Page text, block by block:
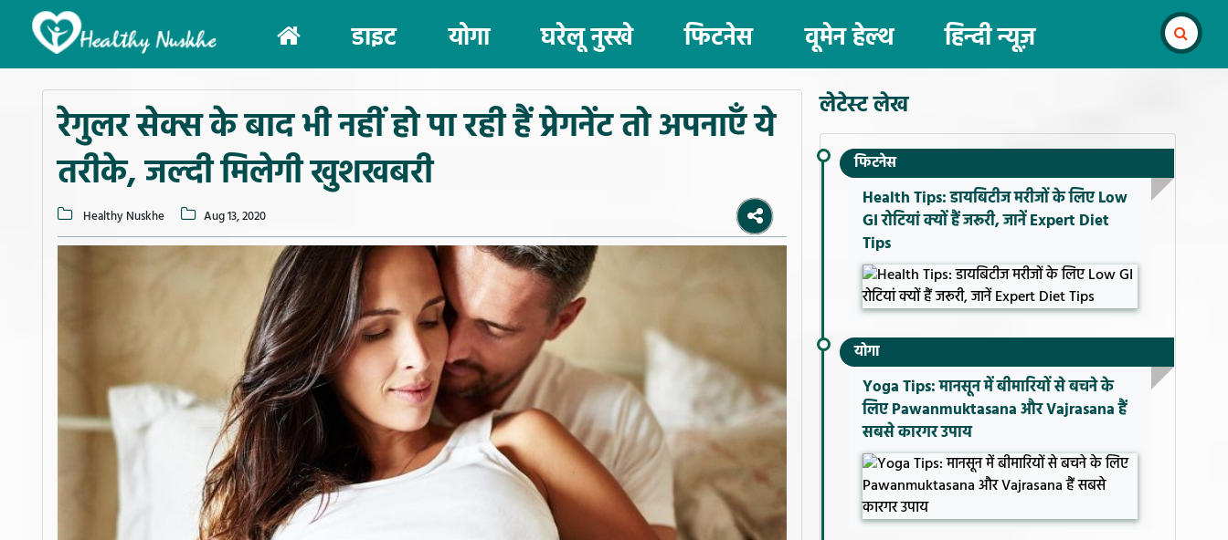
(current)
डाइट योगा घरेलू नुस्खे फिटनेस वूमेन हेल्थ हिन्दी न्यूज़
रेगुलर सेक्स के बाद भी नहीं हो पा रही हैं प्रेगनेंट तो अपनाएँ ये
तरीके, जल्दी मिलेगी खुशखबरी
Healthy Nuskhe Aug 13, 2020
लेटेस्ट लेख
फिटनेस
Health Tips: डायबिटीज मरीजों के लिए Low
GI रोटियां क्यों हैं जरूरी, जानें Expert Diet
Tips
योगा
Yoga Tips: मानसून में बीमारियों से बचने के
लिए Pawanmuktasana और Vajrasana हैं
सबसे कारगर उपाय